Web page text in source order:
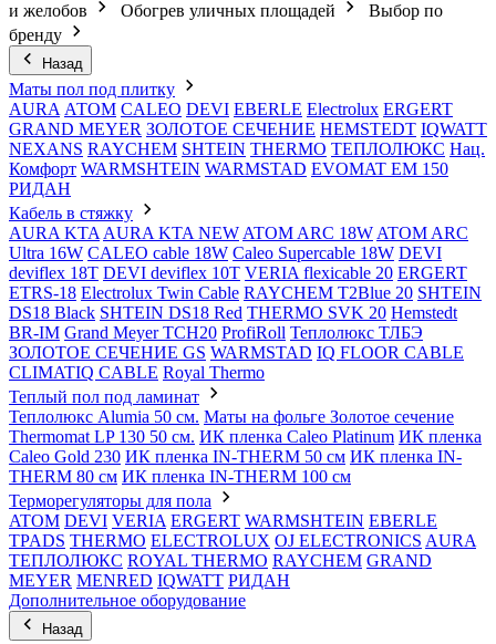
и желобов
Обогрев уличных площадей
Выбор по
бренду
Назад
Маты пол под плитку
AURA АТОМ CALEO DEVI EBERLE Electrolux ERGERT
GRAND MEYER ЗОЛОТОЕ СЕЧЕНИЕ HEMSTEDT IQWATT
NEXANS RAYCHEM SHTEIN THERMO ТЕПЛОЛЮКС Нац.
Комфорт WARMSHTEIN WARMSTAD EVOMAT EM 150
РИДАН
Кабель в стяжку
AURA KTA AURA KTA NEW ATOM ARC 18W ATOM ARC
Ultra 16W CALEO cable 18W Caleo Supercable 18W DEVI
deviflex 18T DEVI deviflex 10T VERIA flexicable 20 ERGERT
ETRS-18 Electrolux Twin Cable RAYCHEM T2Blue 20 SHTEIN
DS18 Black SHTEIN DS18 Red THERMO SVK 20 Hemstedt
BR-IM Grand Meyer TCH20 ProfiRoll Теплолюкс ТЛБЭ
ЗОЛОТОЕ СЕЧЕНИЕ GS WARMSTAD IQ FLOOR CABLE
CLIMATIQ CABLE Royal Thermo
Теплый пол под ламинат
Теплолюкс Alumia 50 см. Маты на фольге Золотое сечение
Thermomat LP 130 50 cм. ИК пленка Caleo Platinum ИК пленка
Caleo Gold 230 ИК пленка IN-THERM 50 см ИК пленка IN-
THERM 80 см ИК пленка IN-THERM 100 см
Терморегуляторы для пола
ATOM DEVI VERIA ERGERT WARMSHTEIN EBERLE
TPADS THERMO ELECTROLUX OJ ELECTRONICS AURA
ТЕПЛОЛЮКС ROYAL THERMO RAYCHEM GRAND
MEYER MENRED IQWATT РИДАН
Дополнительное оборудование
Назад